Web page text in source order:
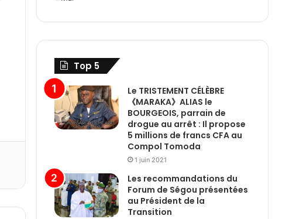
Top 5
Le TRISTEMENT CÉLÈBRE
《MARAKA》ALIAS le
BOURGEOIS, parrain de
drogue au arrêt : Il propose
5 millions de francs CFA au
Compol Tomoda
1 juin 2021
Les recommandations du
Forum de Ségou présentées
au Président de la
Transition